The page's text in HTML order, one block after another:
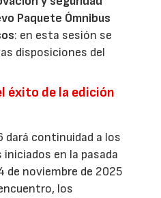
Paquete Ómnibus
: en esta sesión se
disposiciones del
éxito de la edición
dará continuidad a los
en la pasada
de noviembre de 2025
los